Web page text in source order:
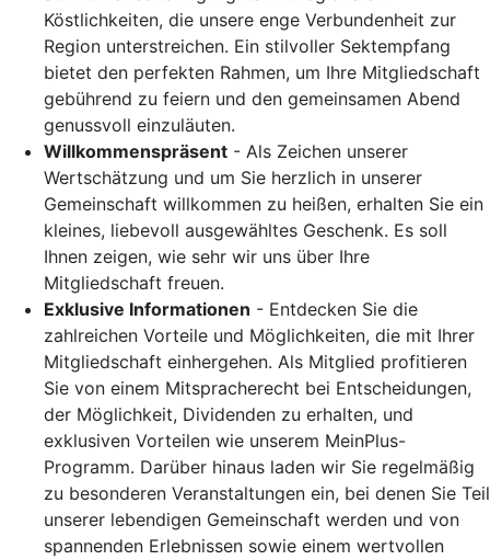
Köstlichkeiten, die unsere enge Verbundenheit zur
Region unterstreichen. Ein stilvoller Sektempfang
bietet den perfekten Rahmen, um Ihre Mitgliedschaft
gebührend zu feiern und den gemeinsamen Abend
genussvoll einzuläuten.
Willkommenspräsent - Als Zeichen unserer
Wertschätzung und um Sie herzlich in unserer
Gemeinschaft willkommen zu heißen, erhalten Sie ein
kleines, liebevoll ausgewähltes Geschenk. Es soll
Ihnen zeigen, wie sehr wir uns über Ihre
Mitgliedschaft freuen.
Exklusive Informationen - Entdecken Sie die
zahlreichen Vorteile und Möglichkeiten, die mit Ihrer
Mitgliedschaft einhergehen. Als Mitglied profitieren
Sie von einem Mitspracherecht bei Entscheidungen,
der Möglichkeit, Dividenden zu erhalten, und
exklusiven Vorteilen wie unserem MeinPlus-
Programm. Darüber hinaus laden wir Sie regelmäßig
zu besonderen Veranstaltungen ein, bei denen Sie Teil
unserer lebendigen Gemeinschaft werden und von
spannenden Erlebnissen sowie einem wertvollen